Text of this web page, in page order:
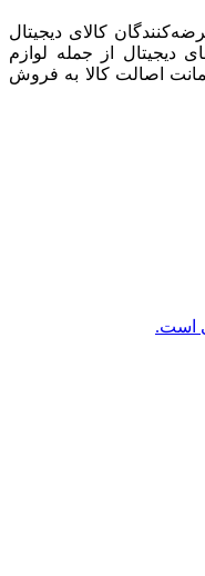
کالای دیجیتال
دیجیتال از جمله لوازم
اصالت کالا به فروش
است.